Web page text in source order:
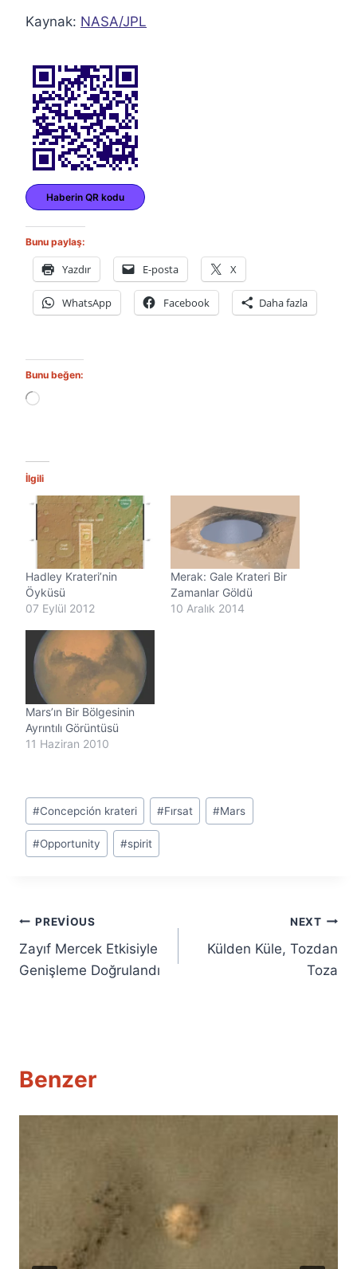
Kaynak: NASA/JPL
Haberin QR kodu
Bunu paylaş:
Yazdır E-posta X
WhatsApp Facebook Daha fazla
Bunu beğen:
Y
n
y
o
.
İlgili
Hadley Krateri’nin
Öyküsü
07 Eylül 2012
Merak: Gale Krateri Bir
Zamanlar Göldü
10 Aralık 2014
Mars’ın Bir Bölgesinin
Ayrıntılı Görüntüsü
11 Haziran 2010
Post
Tags:
#Concepción krateri #Fırsat #Mars
#Opportunity #spirit
Yazı
gezinmesi
PREVIOUS
Zayıf Mercek Etkisiyle
Genişleme Doğrulandı
NEXT
Külden Küle, Tozdan
Toza
Benzer